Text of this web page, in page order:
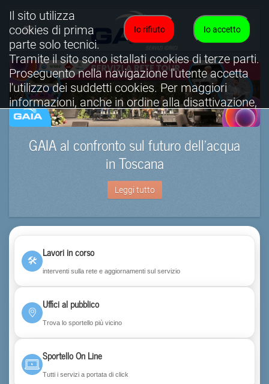
GAIA al confronto sul futuro dell’acqua
in Toscana
Leggi tutto
🛠
Lavori in corso
interventi sulla rete e aggiornamenti sul servizio
Uffici al pubblico
Trova lo sportello più vicino
Sportello On Line
Tutti i servizi a portata di click
Io accetto
Io rifiuto
Il sito utilizza
cookies di prima
parte solo tecnici.
Tramite il sito sono istallati cookies di terze parti.
Proseguento nella navigazione l'utente accetta
l'utilizzo dei suddetti cookies. Per maggiori
informazioni, anche in ordine alla disattivazione,
è possibile consultare l'informativa cookies
completa.
Visualizza informativa completa.